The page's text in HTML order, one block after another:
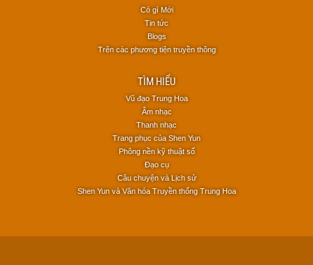
Có gì Mới
Tin tức
Blogs
Trên các phương tiện truyền thông
TÌM HIỂU
Vũ đạo Trung Hoa
Âm nhạc
Thanh nhạc
Trang phục của Shen Yun
Phông nền kỹ thuật số
Đạo cụ
Câu chuyện và Lịch sử
Shen Yun và Văn hóa Truyền thống Trung Hoa